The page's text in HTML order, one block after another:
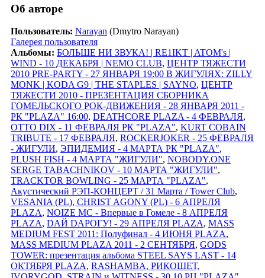
Об авторе
Пользователь: Narayan (Dmytro Narayan)
Галерея пользователя
Альбомы: БОЛЬШЕ НИ ЗВУКА! | RE1IKT | ATOM's |
WIND - 10 ДЕКАБРЯ | NEMO CLUB, ЦЕНТР ТЯЖЕСТИ
2010 PRE-PARTY - 27 ЯНВАРЯ 19:00 В ЖИГУЛЯХ: ZILLY
MONK | KODA G9 | THE STAPLES | SAYNO, ЦЕНТР
ТЯЖЕСТИ 2010 - ПРЕЗЕНТАЦИЯ СБОРНИКА
ГОМЕЛЬСКОГО РОК-ДВИЖЕНИЯ - 28 ЯНВАРЯ 2011 -
РК "PLAZA" 16:00, DEATHCORE PLAZA - 4 ФЕВРАЛЯ,
OTTO DIX - 11 ФЕВРАЛЯ РК "PLAZA", KURT COBAIN
TRIBUTE - 17 ФЕВРАЛЯ, ROCKERJOKER - 25 ФЕВРАЛЯ
- ЖИГУЛИ, ЭПИДЕМИЯ - 4 МАРТА РК "PLAZA",
PLUSH FISH - 4 МАРТА "ЖИГУЛИ", NOBODY.ONE
SERGE TABACHNIKOV - 10 МАРТА "ЖИГУЛИ",
TRACKTOR BOWLING - 25 МАРТА "PLAZA",
Акустический РЭП-КОНЦЕРТ / 31 Марта / Tower Club,
VESANIA (PL), CHRIST AGONY (PL) - 6 АПРЕЛЯ
PLAZA, NOIZE MC - Впервые в Гомеле - 8 АПРЕЛЯ
PLAZA, DАЙ DАРОГУ! - 29 АПРЕЛЯ PLAZA, MASS
MEDIUM FEST 2011: Полуфинал - 4 ИЮНЯ PLAZA,
MASS MEDIUM PLAZA 2011 - 2 СЕНТЯБРЯ, GODS
TOWER: презентация альбома STEEL SAYS LAST - 14
ОКТЯБРЯ PLAZA, RASHAMBA, РИКОШЕТ,